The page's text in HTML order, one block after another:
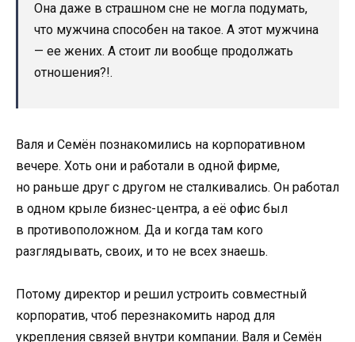
Она даже в страшном сне не могла подумать,
что мужчина способен на такое. А этот мужчина
— ее жених. А стоит ли вообще продолжать
отношения?!.
Валя и Семён познакомились на корпоративном
вечере. Хоть они и работали в одной фирме,
но раньше друг с другом не сталкивались. Он работал
в одном крыле бизнес-центра, а её офис был
в противоположном. Да и когда там кого
разглядывать, своих, и то не всех знаешь.
Потому директор и решил устроить совместный
корпоратив, чтоб перезнакомить народ для
укрепления связей внутри компании. Валя и Семён